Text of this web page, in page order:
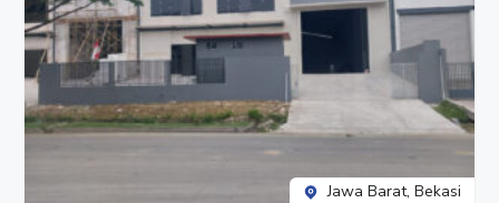
Jawa Barat, Bekasi